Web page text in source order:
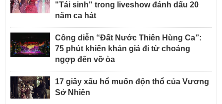
"Tái sinh" trong liveshow đánh dấu 20
năm ca hát
Công diễn “Đất Nước Thiên Hùng Ca”:
75 phút khiến khán giả đi từ choáng
ngợp đến vỡ òa
17 giây xấu hổ muốn độn thổ của Vương
Sở Nhiên